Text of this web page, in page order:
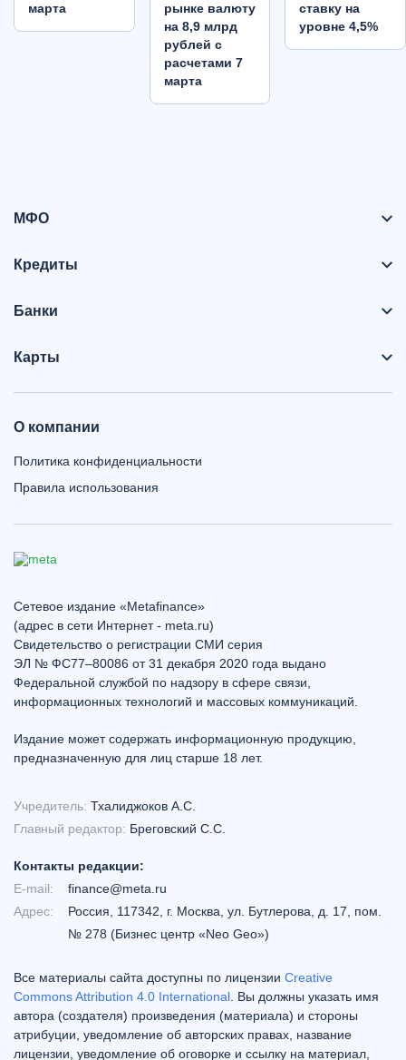
марта
рынке валюту
на 8,9 млрд
рублей с
расчетами 7
марта
ставку на
уровне 4,5%
МФО
Кредиты
Банки
Карты
О компании
Политика конфиденциальности
Правила использования
Сетевое издание «Metafinance»
(адрес в сети Интернет - meta.ru)
Свидетельство о регистрации СМИ серия
ЭЛ № ФС77–80086 от 31 декабря 2020 года выдано
Федеральной службой по надзору в сфере связи,
информационных технологий и массовых коммуникаций.
Издание может содержать информационную продукцию,
предназначенную для лиц старше 18 лет.
Учредитель: Тхалиджоков А.С.
Главный редактор: Бреговский С.С.
Контакты редакции:
E-mail:
finance@meta.ru
Адрес:
Россия, 117342, г. Москва, ул. Бутлерова, д. 17, пом.
№ 278 (Бизнес центр «Neo Geo»)
Все материалы сайта доступны по лицензии Creative
Commons Attribution 4.0 International . Вы должны указать имя
автора (создателя) произведения (материала) и стороны
атрибуции, уведомление об авторских правах, название
лицензии, уведомление об оговорке и ссылку на материал,